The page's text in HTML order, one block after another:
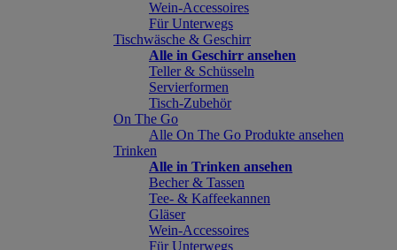
Wein-Accessoires
Für Unterwegs
Tischwäsche & Geschirr
Alle in Geschirr ansehen
Teller & Schüsseln
Servierformen
Tisch-Zubehör
On The Go
Alle On The Go Produkte ansehen
Trinken
Alle in Trinken ansehen
Becher & Tassen
Tee- & Kaffeekannen
Gläser
Wein-Accessoires
Für Unterwegs